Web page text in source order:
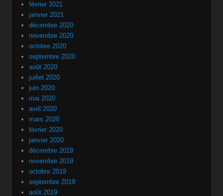
février 2021
janvier 2021
décembre 2020
novembre 2020
octobre 2020
septembre 2020
août 2020
juillet 2020
juin 2020
mai 2020
avril 2020
mars 2020
février 2020
janvier 2020
décembre 2019
novembre 2019
octobre 2019
septembre 2019
août 2019